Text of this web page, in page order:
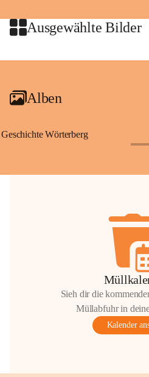
🔏 Zum Schutz unseres
Erinnerungen, die dazu beitragen, die
Ausgewählte Bilder
Alben
Geschichte Wörterberg
Sieh dir die
Müllabfuhr in
Kalender